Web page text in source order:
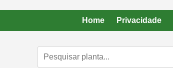
Home Privacidade